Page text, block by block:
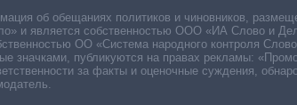
об обещаниях политиков и чиновников,
и является собственностью ООО «ИА Слово и
ОО «Система народного контроля
значками, публикуются на правах рекламы:
за факты и оценочные суждения,